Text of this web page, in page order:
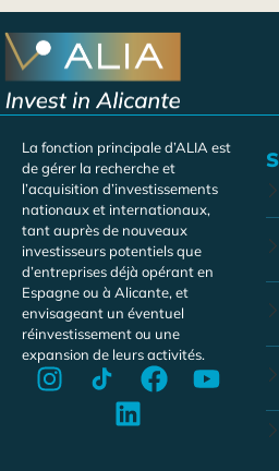
La fonction principale d’ALIA est
de gérer la recherche et
l’acquisition d’investissements
nationaux et internationaux,
tant auprès de nouveaux
investisseurs potentiels que
d’entreprises déjà opérant en
Espagne ou à Alicante, et
envisageant un éventuel
réinvestissement ou une
expansion de leurs activités.